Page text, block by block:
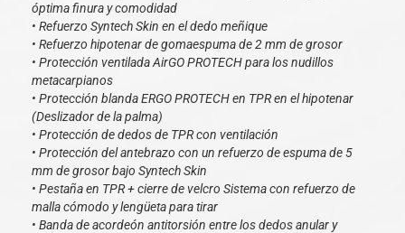
óptima finura y comodidad
• Refuerzo Syntech Skin en el dedo meñique
• Refuerzo hipotenar de gomaespuma de 2 mm de grosor
• Protección ventilada AirGO PROTECH para los nudillos
metacarpianos
• Protección blanda ERGO PROTECH en TPR en el hipotenar
(Deslizador de la palma)
• Protección de dedos de TPR con ventilación
• Protección del antebrazo con un refuerzo de espuma de 5
mm de grosor bajo Syntech Skin
• Pestaña en TPR + cierre de velcro Sistema con refuerzo de
malla cómodo y lengüeta para tirar
• Banda de acordeón antitorsión entre los dedos anular y